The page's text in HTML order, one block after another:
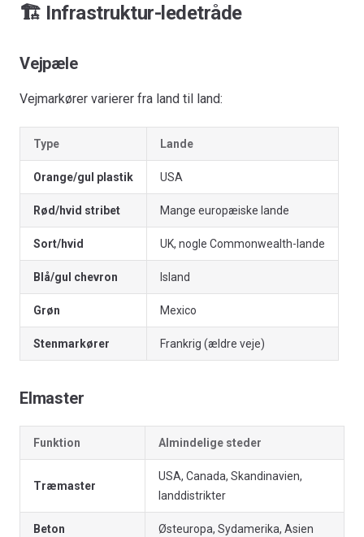
🏗️ Infrastruktur-ledetråde
Vejpæle
Vejmarkører varierer fra land til land:
Type Lande
Orange/gul plastik USA
Rød/hvid stribet Mange europæiske lande
Sort/hvid UK, nogle Commonwealth-lande
Blå/gul chevron Island
Grøn Mexico
Stenmarkører Frankrig (ældre veje)
Elmaster
Funktion Almindelige steder
Træmaster
USA, Canada, Skandinavien,
landdistrikter
Beton Østeuropa, Sydamerika, Asien